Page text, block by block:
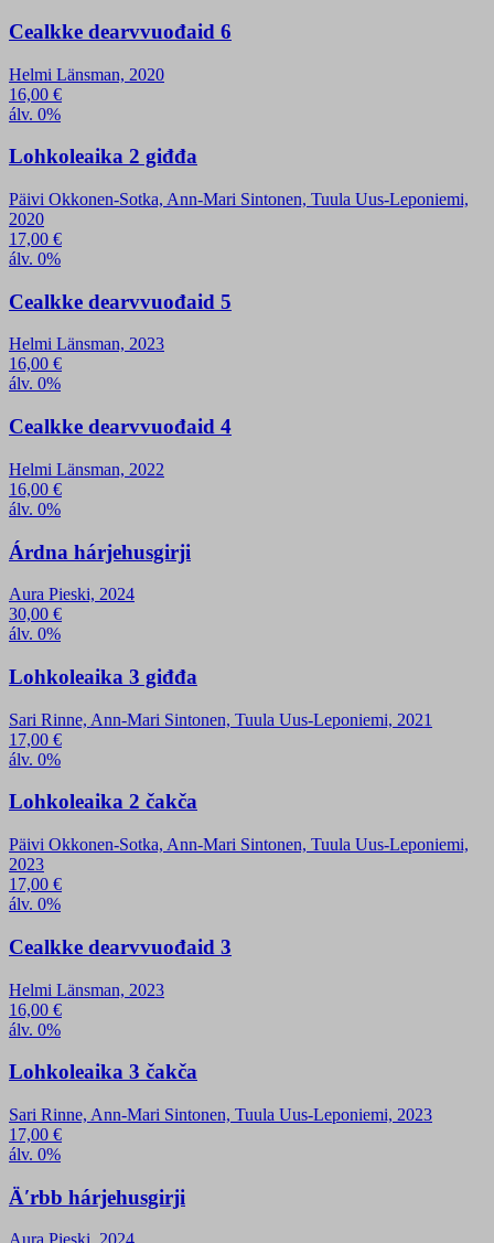
Cealkke dearvvuođaid 6
Helmi Länsman, 2020
16,00 €
álv. 0%
Lohkoleaika 2 giđđa
Päivi Okkonen-Sotka, Ann-Mari Sintonen, Tuula Uus-Leponiemi,
2020
17,00 €
álv. 0%
Cealkke dearvvuođaid 5
Helmi Länsman, 2023
16,00 €
álv. 0%
Cealkke dearvvuođaid 4
Helmi Länsman, 2022
16,00 €
álv. 0%
Árdna hárjehusgirji
Aura Pieski, 2024
30,00 €
álv. 0%
Lohkoleaika 3 giđđa
Sari Rinne, Ann-Mari Sintonen, Tuula Uus-Leponiemi, 2021
17,00 €
álv. 0%
Lohkoleaika 2 čakča
Päivi Okkonen-Sotka, Ann-Mari Sintonen, Tuula Uus-Leponiemi,
2023
17,00 €
álv. 0%
Cealkke dearvvuođaid 3
Helmi Länsman, 2023
16,00 €
álv. 0%
Lohkoleaika 3 čakča
Sari Rinne, Ann-Mari Sintonen, Tuula Uus-Leponiemi, 2023
17,00 €
álv. 0%
Äʹrbb hárjehusgirji